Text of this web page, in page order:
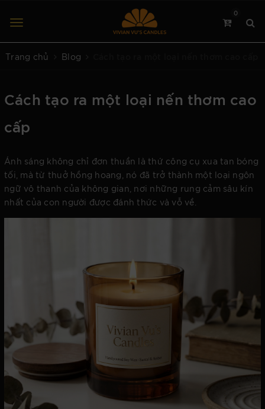
0
Trang chủ Blog
Cách tạo ra một loại nến thơm cao
cấp
Ánh sáng không chỉ đơn thuần là thứ công cụ xua tan bóng
tối, mà từ thuở hồng hoang, nó đã trở thành một loại ngôn
ngữ vô thanh của không gian, nơi những rung cảm sâu kín
nhất của con người được đánh thức và vỗ về.